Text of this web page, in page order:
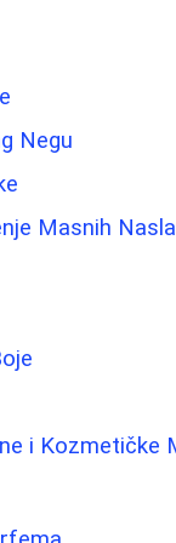
Negu
Masnih
i Kozmetičke